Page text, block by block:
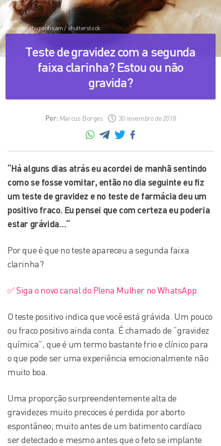
Imagem: chupanhsam / shutterstock
Teste de gravidez com a segunda
faixa clarinha? Estou ou não
gravida?
Por: Marcus Borges 30 novembro de 2018
“Há alguns dias atrás eu acordei de manhã sentindo
como se fosse vomitar, então no dia seguinte eu fiz
um teste de gravidez e no teste de farmácia deu um
positivo fraco. Eu pensei que com certeza eu poderia
estar grávida…“
Por que é que no teste apareceu a segunda faixa
clarinha?
✅ Siga o novo canal do Plena Mulher no WhatsApp.
O teste positivo indica que você está grávida. Um pouco
ou fraco positivo ainda conta. É chamado de “gravidez
química”, que é um termo bastante frio e clínico para
o que pode ser uma experiência emocionalmente não
muito boa.
Uma proporção surpreendentemente alta de
gravidezes muito precoces é perdida por aborto
espontâneo; muito antes de um batimento cardíaco
ser detectado e mesmo antes que o feto se implante